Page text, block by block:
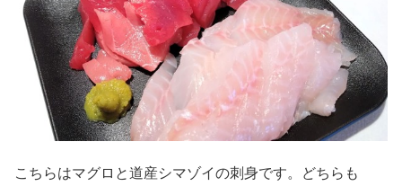
こちらはマグロと道産シマゾイの刺身です。どちらも